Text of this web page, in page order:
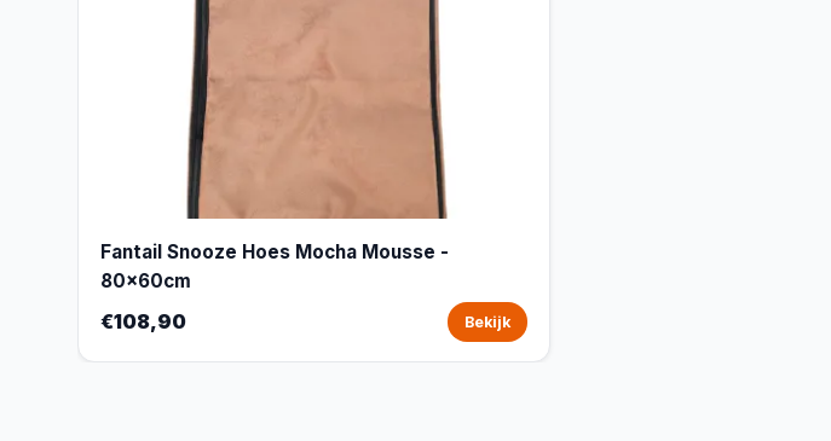
Fantail Snooze Hoes Mocha Mousse -
80x60cm
€108,90 Bekijk